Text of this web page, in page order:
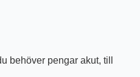
behöver pengar akut, till